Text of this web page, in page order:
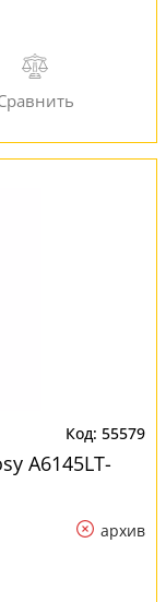
55579
A6145LT-
архив